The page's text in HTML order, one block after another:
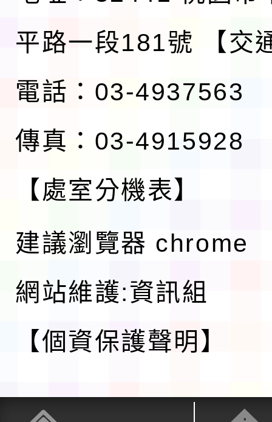
平路一段181號
【交
電話：03-4937563
傳真：03-4915928
【處室分機表】
建議瀏覽器 chrome
網站維護:資訊組
【個資保護聲明】